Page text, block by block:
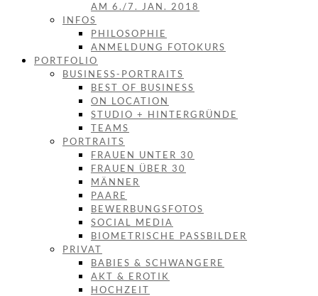
AM 6./7. JAN. 2018
INFOS
PHILOSOPHIE
ANMELDUNG FOTOKURS
PORTFOLIO
BUSINESS-PORTRAITS
BEST OF BUSINESS
ON LOCATION
STUDIO + HINTERGRÜNDE
TEAMS
PORTRAITS
FRAUEN UNTER 30
FRAUEN ÜBER 30
MÄNNER
PAARE
BEWERBUNGSFOTOS
SOCIAL MEDIA
BIOMETRISCHE PASSBILDER
PRIVAT
BABIES & SCHWANGERE
AKT & EROTIK
HOCHZEIT